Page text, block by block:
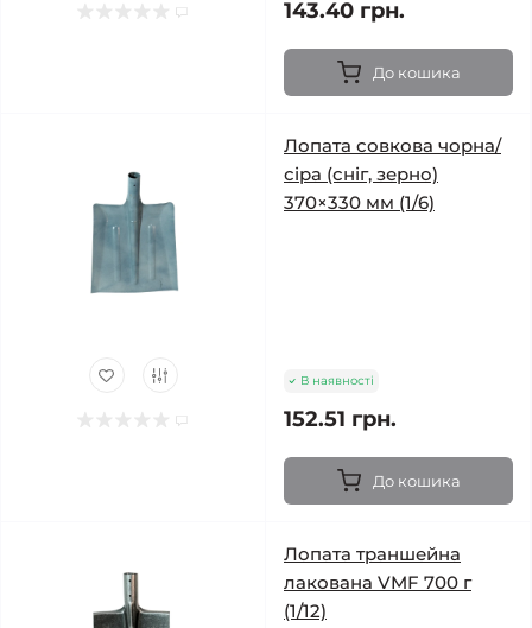
143.40 грн.
До кошика
Лопата совкова чорна/
сіра (сніг, зерно)
370×330 мм (1/6)
В наявності
152.51 грн.
До кошика
Лопата траншейна
лакована VMF 700 г
(1/12)